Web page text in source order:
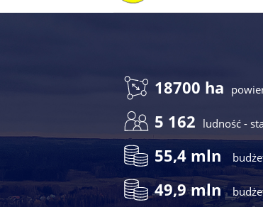
18700 ha
5 162 ludność -
55,4 mln
49,9 mln